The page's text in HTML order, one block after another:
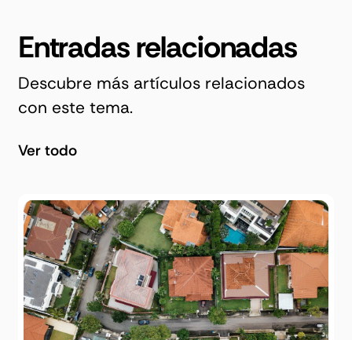
Entradas relacionadas
Descubre más artículos relacionados
con este tema.
Ver todo